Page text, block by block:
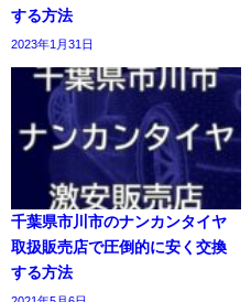
する方法
2023年1月31日
千葉県市川市のナンカンタイヤ
取扱販売店で圧倒的に安く交換
する方法